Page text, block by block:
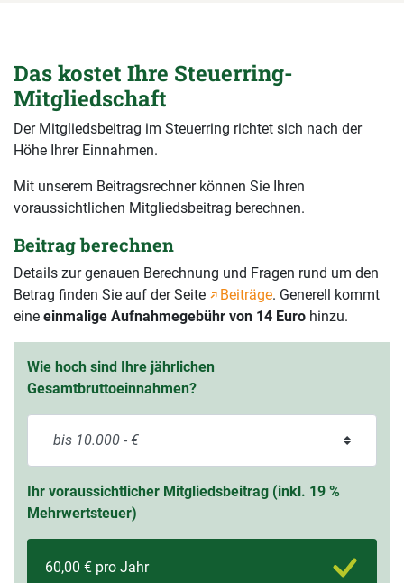
Das kostet Ihre Steuerring-
Mitgliedschaft
Der Mitgliedsbeitrag im Steuerring richtet sich nach der
Höhe Ihrer Einnahmen.
Mit unserem Beitragsrechner können Sie Ihren
voraussichtlichen Mitgliedsbeitrag berechnen.
Beitrag berechnen
Details zur genauen Berechnung und Fragen rund um den
Betrag finden Sie auf der Seite
Beiträge. Generell kommt
eine einmalige Aufnahmegebühr von 14 Euro hinzu.
Wie hoch sind Ihre jährlichen
Gesamtbruttoeinnahmen?
Ihr voraussichtlicher Mitgliedsbeitrag (inkl. 19 %
Mehrwertsteuer)
60,00 € pro Jahr